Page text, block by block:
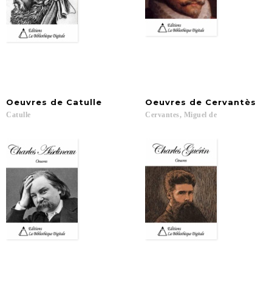
Oeuvres de Catulle
Catulle
Oeuvres de Cervantès
Cervantes, Miguel de